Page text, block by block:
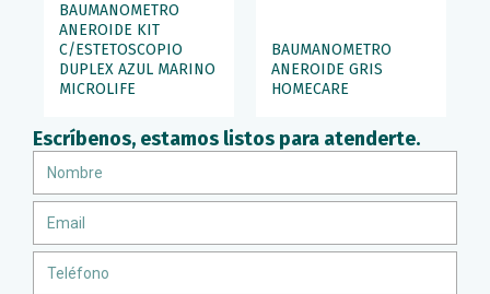
Escríbenos, estamos listos para atenderte.
BAUMANOMETRO
ANEROIDE KIT
C/ESTETOSCOPIO
DUPLEX AZUL MARINO
MICROLIFE
BAUMANOMETRO
ANEROIDE GRIS
HOMECARE